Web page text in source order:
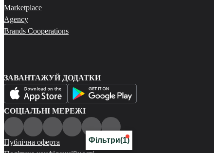
Фільтри(1)
Marketplace
Agency
Brands Cooperations
ЗАВАНТАЖУЙ ДОДАТКИ
СОЦІАЛЬНІ МЕРЕЖІ
Публічна оферта